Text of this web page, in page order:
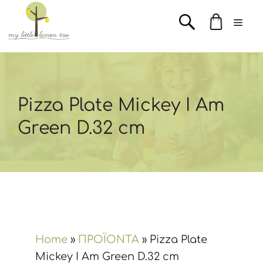
Μετάβαση
περιεχόμενο
Pizza Plate Mickey I Am
Green D.32 cm
Home » ΠΡΟΪΟΝΤΑ » Pizza Plate
Mickey I Am Green D.32 cm